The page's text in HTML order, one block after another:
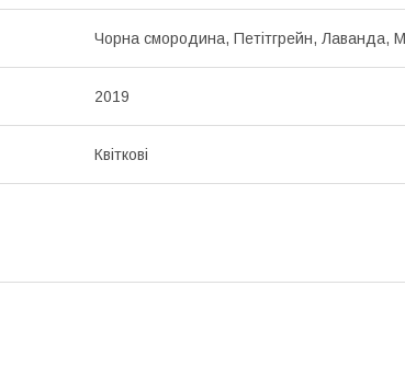
Чорна смородина, Петітгрейн, Лаванда,
2019
Квіткові